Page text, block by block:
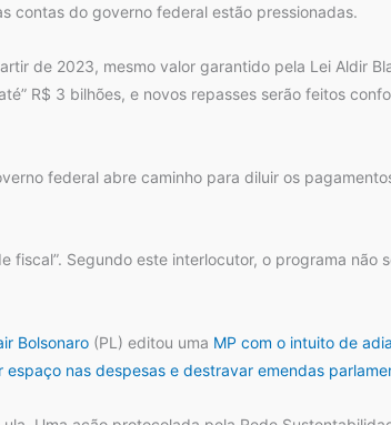
contas do governo federal estão pressionadas.
de 2023, mesmo valor garantido pela Lei Aldir
R$ 3 bilhões, e novos repasses serão feitos
federal abre caminho para diluir os
Segundo este interlocutor, o programa não
Bolsonaro (PL) editou uma MP com o intuito de
nas despesas e destravar emendas